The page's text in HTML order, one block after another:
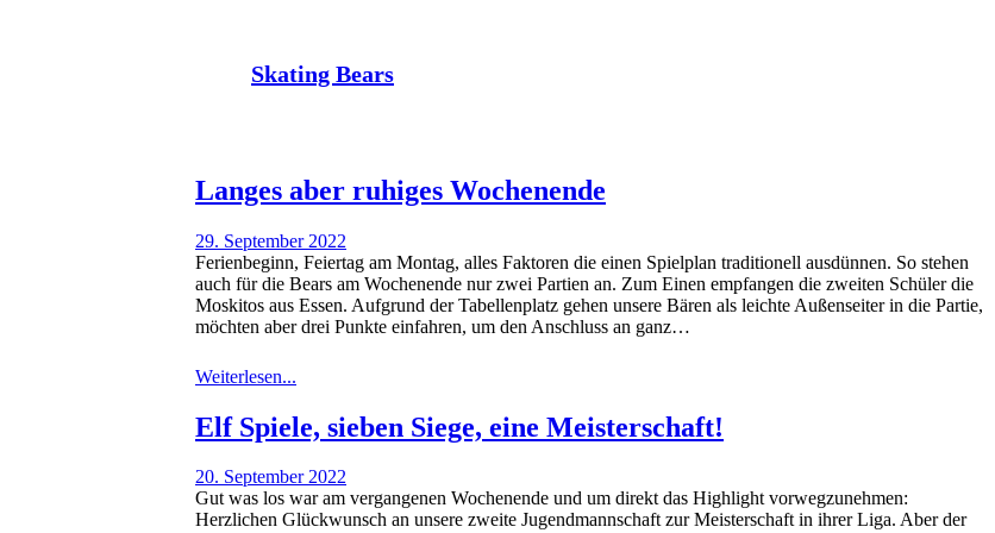
Skating Bears
Langes aber ruhiges Wochenende
29. September 2022
Ferienbeginn, Feiertag am Montag, alles Faktoren die einen Spielplan traditionell ausdünnen. So stehen
auch für die Bears am Wochenende nur zwei Partien an. Zum Einen empfangen die zweiten Schüler die
Moskitos aus Essen. Aufgrund der Tabellenplatz gehen unsere Bären als leichte Außenseiter in die Partie,
möchten aber drei Punkte einfahren, um den Anschluss an ganz…
Weiterlesen...
Elf Spiele, sieben Siege, eine Meisterschaft!
20. September 2022
Gut was los war am vergangenen Wochenende und um direkt das Highlight vorwegzunehmen:
Herzlichen Glückwunsch an unsere zweite Jugendmannschaft zur Meisterschaft in ihrer Liga. Aber der